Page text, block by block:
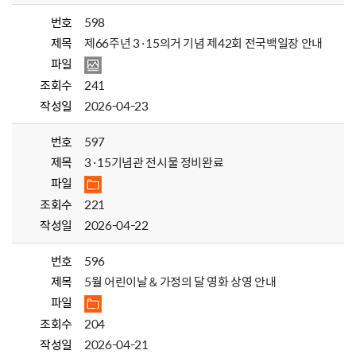
번호
598
제목
제66주년 3·15의거 기념 제42회 전국백일장 안내
파일
조회수
241
작성일
2026-04-23
번호
597
제목
3·15기념관 전시물 정비완료
파일
조회수
221
작성일
2026-04-22
번호
596
제목
5월 어린이날 & 가정의 달 영화 상영 안내
파일
조회수
204
작성일
2026-04-21